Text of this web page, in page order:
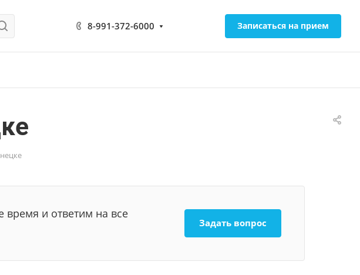
8-991-372-6000 Записаться на прием
и ответим на все
Задать вопрос